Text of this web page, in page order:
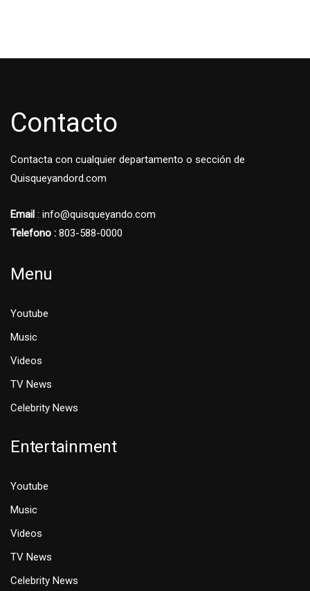
Contacto
Contacta con cualquier departamento o sección de
Quisqueyandord.com
Email : info@quisqueyando.com
Telefono : 803-588-0000
Menu
Youtube
Music
Videos
TV News
Celebrity News
Entertainment
Youtube
Music
Videos
TV News
Celebrity News